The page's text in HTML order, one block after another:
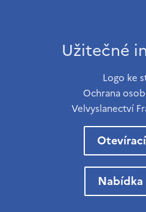
Užitečné
Logo ke
Ochrana
Velvyslanectví